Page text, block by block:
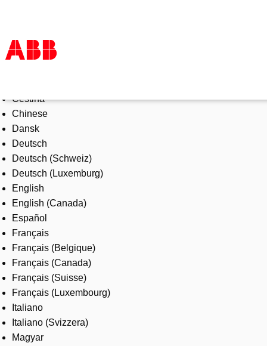
Products & Solutions
Industries
Services
About us
Where to buy
Contact us
Careers
Čeština
Chinese
Dansk
Deutsch
Deutsch (Schweiz)
Deutsch (Luxemburg)
English
English (Canada)
Español
Français
Français (Belgique)
Français (Canada)
Français (Suisse)
Français (Luxembourg)
Italiano
Italiano (Svizzera)
Magyar